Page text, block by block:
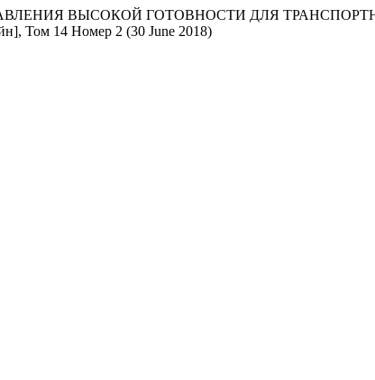
ВЫСОКОЙ ГОТОВНОСТИ ДЛЯ
Том 14 Номер 2 (30 June 2018)